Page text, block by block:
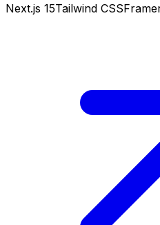
Next.js 15Tailwind CSS